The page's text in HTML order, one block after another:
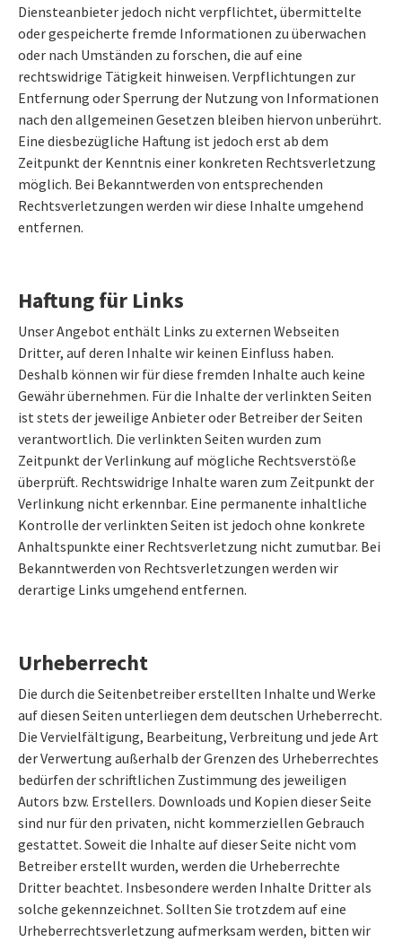
Diensteanbieter jedoch nicht verpflichtet, übermittelte
oder gespeicherte fremde Informationen zu überwachen
oder nach Umständen zu forschen, die auf eine
rechtswidrige Tätigkeit hinweisen. Verpflichtungen zur
Entfernung oder Sperrung der Nutzung von Informationen
nach den allgemeinen Gesetzen bleiben hiervon unberührt.
Eine diesbezügliche Haftung ist jedoch erst ab dem
Zeitpunkt der Kenntnis einer konkreten Rechtsverletzung
möglich. Bei Bekanntwerden von entsprechenden
Rechtsverletzungen werden wir diese Inhalte umgehend
entfernen.
Haftung für Links
Unser Angebot enthält Links zu externen Webseiten
Dritter, auf deren Inhalte wir keinen Einfluss haben.
Deshalb können wir für diese fremden Inhalte auch keine
Gewähr übernehmen. Für die Inhalte der verlinkten Seiten
ist stets der jeweilige Anbieter oder Betreiber der Seiten
verantwortlich. Die verlinkten Seiten wurden zum
Zeitpunkt der Verlinkung auf mögliche Rechtsverstöße
überprüft. Rechtswidrige Inhalte waren zum Zeitpunkt der
Verlinkung nicht erkennbar. Eine permanente inhaltliche
Kontrolle der verlinkten Seiten ist jedoch ohne konkrete
Anhaltspunkte einer Rechtsverletzung nicht zumutbar. Bei
Bekanntwerden von Rechtsverletzungen werden wir
derartige Links umgehend entfernen.
Urheberrecht
Die durch die Seitenbetreiber erstellten Inhalte und Werke
auf diesen Seiten unterliegen dem deutschen Urheberrecht.
Die Vervielfältigung, Bearbeitung, Verbreitung und jede Art
der Verwertung außerhalb der Grenzen des Urheberrechtes
bedürfen der schriftlichen Zustimmung des jeweiligen
Autors bzw. Erstellers. Downloads und Kopien dieser Seite
sind nur für den privaten, nicht kommerziellen Gebrauch
gestattet. Soweit die Inhalte auf dieser Seite nicht vom
Betreiber erstellt wurden, werden die Urheberrechte
Dritter beachtet. Insbesondere werden Inhalte Dritter als
solche gekennzeichnet. Sollten Sie trotzdem auf eine
Urheberrechtsverletzung aufmerksam werden, bitten wir